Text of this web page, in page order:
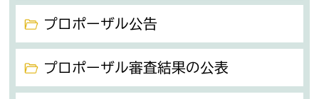
プロポーザル公告
プロポーザル審査結果の公表